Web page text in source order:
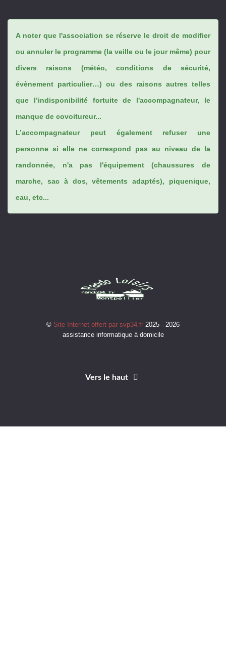
A noter que l'association se réserve le droit de modifier
ou annuler le programme (la veille ou le jour même) pour
divers raisons (météo, conditions de sécurité,
évènement particulier…) ou des raisons autres telles
que l’indisponibilité fortuite de l'accompagnateur, le
manque de covoitureur...
L’accompagnateur peut également refuser une
personne si elle ne correspond pas au niveau de la
randonnée, n'a pas l'équipement (chaussures de
marche, sac à dos, vêtements adaptés), piquenique,
eau, etc...
© Site Internet offert par svp34.fr 2025 - 2026
assistance informatique à domicile
Vers le haut